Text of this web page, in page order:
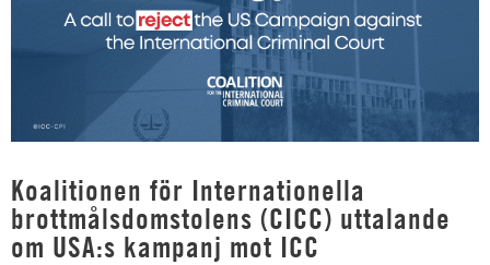
Koalitionen för Internationella
brottmålsdomstolens (CICC) uttalande
om USA:s kampanj mot ICC